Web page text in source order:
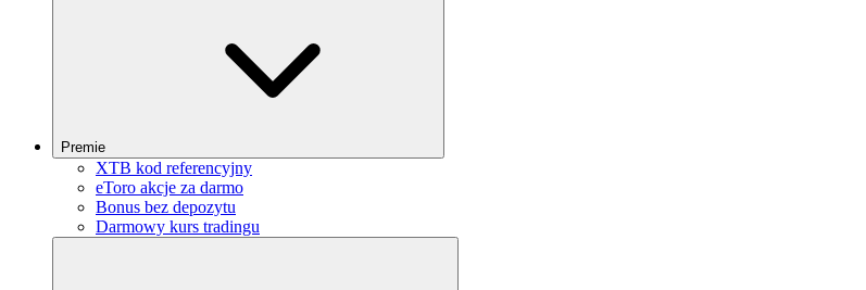
Premie
XTB kod referencyjny
eToro akcje za darmo
Bonus bez depozytu
Darmowy kurs tradingu